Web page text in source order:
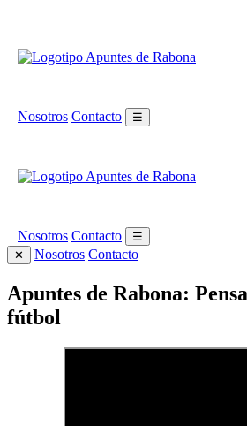
Nosotros Contacto ☰
Nosotros Contacto
☰
✕
Nosotros Contacto
Apuntes de Rabona:
fútbol